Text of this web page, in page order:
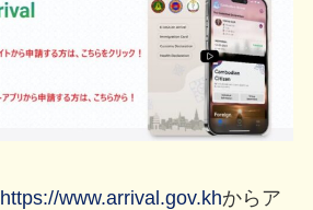
https://www.arrival.gov.khからア